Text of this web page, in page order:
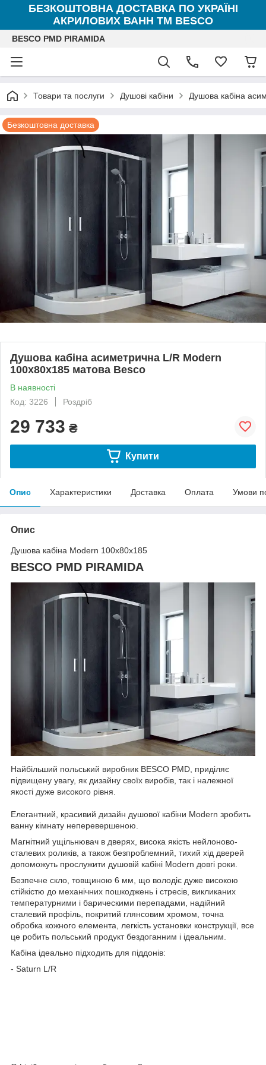
БЕЗКОШТОВНА ДОСТАВКА ПО УКРАЇНІ
АКРИЛОВИХ ВАНН ТМ BESCO
BESCO PMD PIRAMIDA
Товари та послуги Душові кабіни Душова кабіна
Безкоштовна доставка
Душова кабіна асиметрична L/R Modern
100x80x185 матова Besco
В наявності
Код: 3226
Роздріб
29 733 ₴
Купити
Опис Характеристики Доставка Оплата Умови
Опис
Душова кабіна Modern 100x80x185
BESCO PMD PIRAMIDA
Найбільший польський виробник BESCO PMD, приділяє
підвищену увагу, як дизайну своїх виробів, так і належної
якості дуже високого рівня.
Елегантний, красивий дизайн душової кабіни Modern зробить
ванну кімнату неперевершеною.
Магнітний ущільнювач в дверях, висока якість нейлоново-
сталевих роликів, а також безпроблемний, тихий хід дверей
допоможуть прослужити душовій кабіні Modern довгі роки.
Безпечне скло, товщиною 6 мм, що володіє дуже високою
стійкістю до механічних пошкоджень і стресів, викликаних
температурними і барическими перепадами, надійний
сталевий профіль, покритий глянсовим хромом, точна
обробка кожного елемента, легкість установки конструкції, все
це робить польський продукт бездоганним і ідеальним.
Кабіна ідеально підходить для піддонів:
- Saturn L/R